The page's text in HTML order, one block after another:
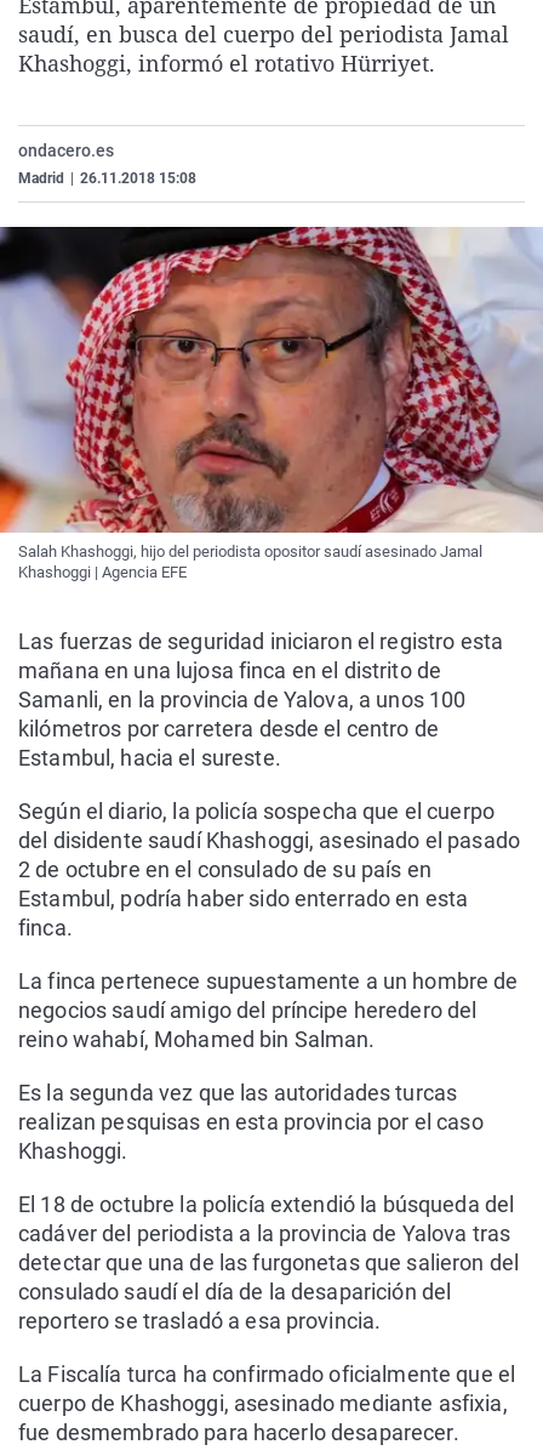
La rosa de los vientos
Gente viajera
Caso
Retornados
Extremadura
Galicia
Virales
Televisión
saudí, en busca del cuerpo del periodista Jamal
Khashoggi, informó el rotativo Hürriyet.
ondacero.es
Madrid 26.11.2018 15:08
Salah Khashoggi, hijo del periodista opositor saudí asesinado Jamal
Khashoggi | Agencia EFE
Las fuerzas de seguridad iniciaron el registro esta
mañana en una lujosa finca en el distrito de
Samanli, en la provincia de Yalova, a unos 100
kilómetros por carretera desde el centro de
Estambul, hacia el sureste.
Según el diario, la policía sospecha que el cuerpo
del disidente saudí Khashoggi, asesinado el pasado
2 de octubre en el consulado de su país en
Estambul, podría haber sido enterrado en esta
finca.
La finca pertenece supuestamente a un hombre de
negocios saudí amigo del príncipe heredero del
reino wahabí, Mohamed bin Salman.
Es la segunda vez que las autoridades turcas
realizan pesquisas en esta provincia por el caso
Khashoggi.
El 18 de octubre la policía extendió la búsqueda del
cadáver del periodista a la provincia de Yalova tras
detectar que una de las furgonetas que salieron del
consulado saudí el día de la desaparición del
reportero se trasladó a esa provincia.
La Fiscalía turca ha confirmado oficialmente que el
cuerpo de Khashoggi, asesinado mediante asfixia,
fue desmembrado para hacerlo desaparecer.